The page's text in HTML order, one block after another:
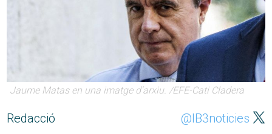
Jaume Matas en una imatge d'arxiu. /EFE-Cati Cladera
Redacció @IB3noticies